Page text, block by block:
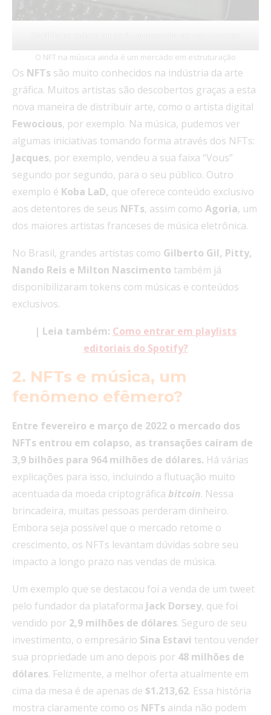
O NFT na música ainda é um mercado em estruturação
Os NFTs são muito conhecidos na indústria da arte
gráfica. Muitos artistas são descobertos graças a esta
nova maneira de distribuir arte, como o artista digital
Fewocious, por exemplo. Na música, pudemos ver
algumas iniciativas tomando forma através dos NFTs:
Jacques, por exemplo, vendeu a sua faixa “Vous”
segundo por segundo, para o seu público. Outro
exemplo é Koba LaD, que oferece conteúdo exclusivo
aos detentores de seus NFTs, assim como Agoria, um
dos maiores artistas franceses de música eletrônica.
No Brasil, grandes artistas como Gilberto Gil, Pitty,
Nando Reis e Milton Nascimento também já
disponibilizaram tokens com músicas e conteúdos
exclusivos.
| Leia também: Como entrar em playlists
editoriais do Spotify?
2. NFTs e música, um
fenômeno efêmero?
Entre fevereiro e março de 2022 o mercado dos
NFTs entrou em colapso, as transações caíram de
3,9 bilhões para 964 milhões de dólares. Há várias
explicações para isso, incluindo a flutuação muito
acentuada da moeda criptográfica bitcoin. Nessa
brincadeira, muitas pessoas perderam dinheiro.
Embora seja possível que o mercado retome o
crescimento, os NFTs levantam dúvidas sobre seu
impacto a longo prazo nas vendas de música.
Um exemplo que se destacou foi a venda de um tweet
pelo fundador da plataforma Jack Dorsey, que foi
vendido por 2,9 milhões de dólares. Seguro de seu
investimento, o empresário Sina Estavi tentou vender
sua propriedade um ano depois por 48 milhões de
dólares. Felizmente, a melhor oferta atualmente em
cima da mesa é de apenas de $1.213,62. Essa história
mostra claramente como os NFTs ainda não podem